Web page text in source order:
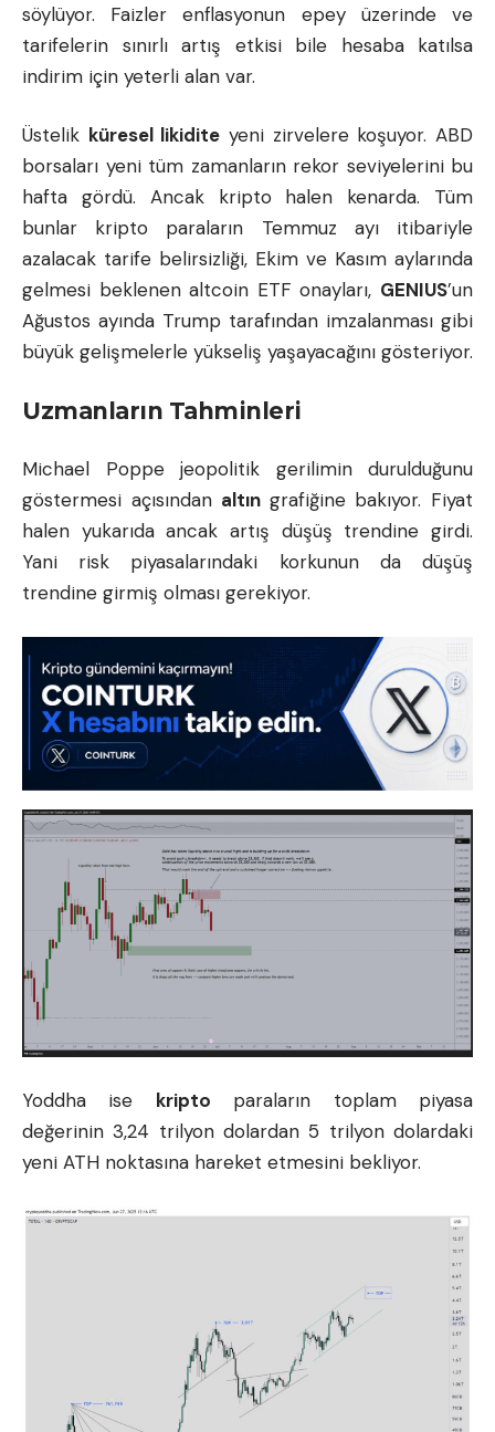
söylüyor. Faizler enflasyonun epey üzerinde ve
tarifelerin sınırlı artış etkisi bile hesaba katılsa
indirim için yeterli alan var.
Üstelik küresel likidite yeni zirvelere koşuyor. ABD
borsaları yeni tüm zamanların rekor seviyelerini bu
hafta gördü. Ancak kripto halen kenarda. Tüm
bunlar kripto paraların Temmuz ayı itibariyle
azalacak tarife belirsizliği, Ekim ve Kasım aylarında
gelmesi beklenenaltcoin ETF onayları, GENIUS’un
Ağustos ayında Trump tarafından imzalanması gibi
büyük gelişmelerle yükseliş yaşayacağını gösteriyor.
Uzmanların Tahminleri
Michael Poppe jeopolitik gerilimin durulduğunu
göstermesi açısından altın grafiğine bakıyor. Fiyat
halen yukarıda ancak artış düşüş trendine girdi.
Yani risk piyasalarındaki korkunun da düşüş
trendine girmiş olması gerekiyor.
Yoddha ise kripto paraların toplam piyasa
değerinin 3,24 trilyon dolardan 5 trilyon dolardaki
yeni ATH noktasına hareket etmesini bekliyor.